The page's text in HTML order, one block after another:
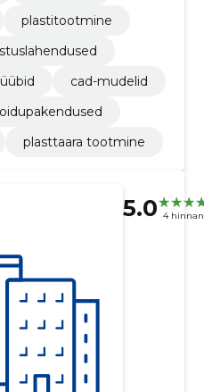
plastitootmine
cad-mudelid
plasttaara tootmine
5.0 4